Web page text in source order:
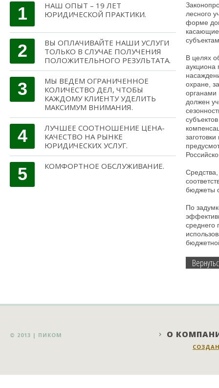
1
НАШ ОПЫТ – 19 ЛЕТ
ЮРИДИЧЕСКОЙ ПРАКТИКИ.
2
ВЫ ОПЛАЧИВАЙТЕ НАШИ УСЛУГИ
ТОЛЬКО В СЛУЧАЕ ПОЛУЧЕНИЯ
ПОЛОЖИТЕЛЬНОГО РЕЗУЛЬТАТА.
3
МЫ ВЕДЕМ ОГРАНИЧЕННОЕ
КОЛИЧЕСТВО ДЕЛ, ЧТОБЫ
КАЖДОМУ КЛИЕНТУ УДЕЛИТЬ
МАКСИМУМ ВНИМАНИЯ.
4
ЛУЧШЕЕ СООТНОШЕНИЕ ЦЕНА-
КАЧЕСТВО НА РЫНКЕ
ЮРИДИЧЕСКИХ УСЛУГ.
5 КОМФОРТНОЕ ОБСЛУЖИВАНИЕ.
лесного
форме
В целях
аукциона
охране,
органами
должен
бюджеты
По
среднего
О
© 2013 | ПИКОМ